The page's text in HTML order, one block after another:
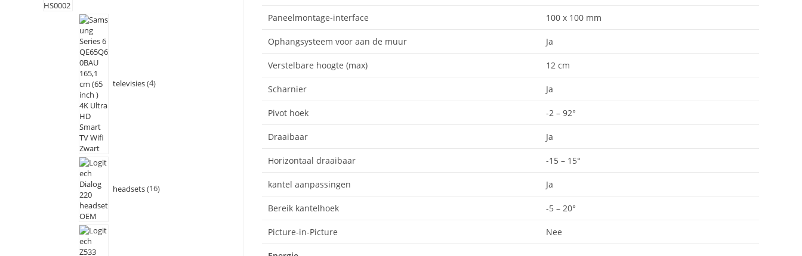
Paneelmontage-interface 100 x 100 mm
Ophangsysteem voor aan de muur Ja
Verstelbare hoogte (max) 12 cm
Scharnier Ja
Pivot hoek -2 – 92°
Draaibaar Ja
Horizontaal draaibaar -15 – 15°
kantel aanpassingen Ja
Bereik kantelhoek -5 – 20°
Picture-in-Picture Nee
televisies 4
headsets 16